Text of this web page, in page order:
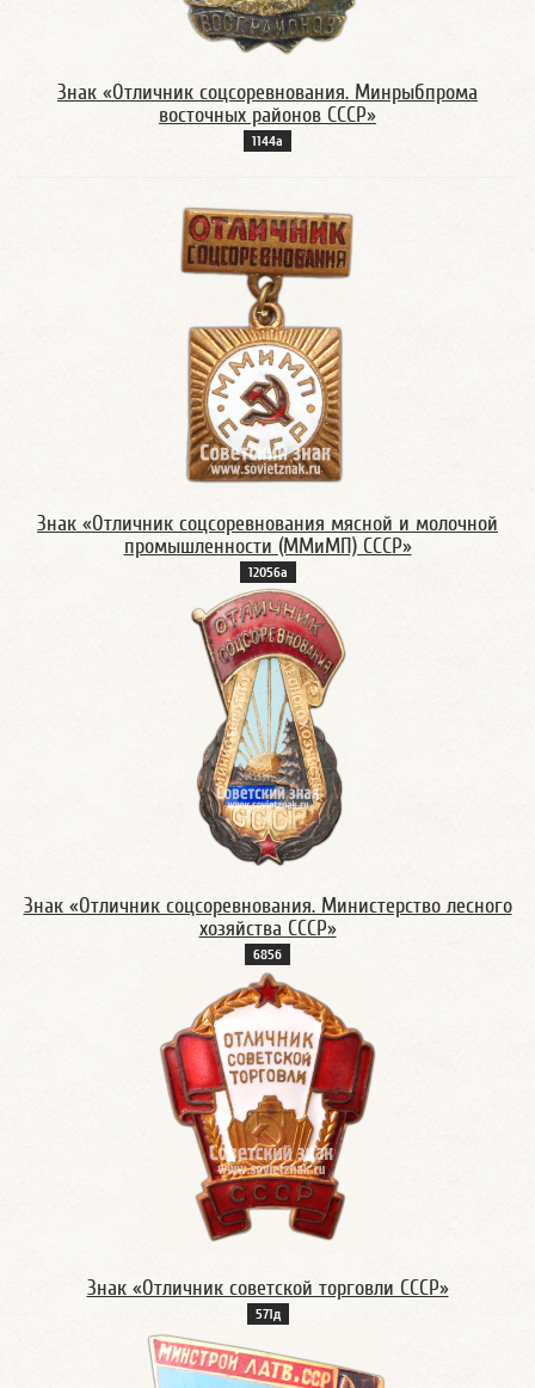
Знак «Отличник соцсоревнования. Минрыбпрома
восточных районов СССР»
1144а
Знак «Отличник соцсоревнования мясной и молочной
промышленности (ММиМП) СССР»
12056а
Знак «Отличник соцсоревнования. Министерство лесного
хозяйства СССР»
685б
Знак «Отличник советской торговли СССР»
571д